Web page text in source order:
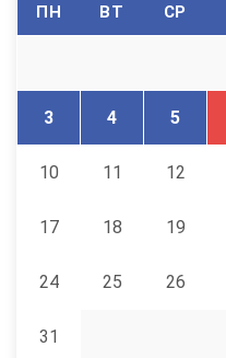
ПН ВТ СР
3 4 5
10 11 12
17 18 19
24 25 26
31